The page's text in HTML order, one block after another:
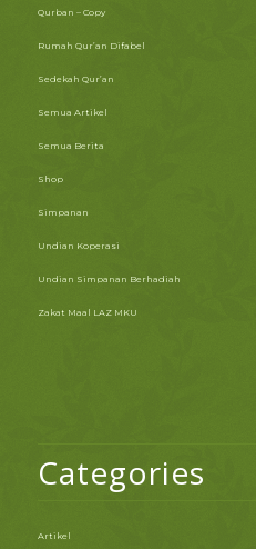
Qurban – Copy
Rumah Qur’an Difabel
Sedekah Qur’an
Semua Artikel
Semua Berita
Shop
Simpanan
Undian Koperasi
Undian Simpanan Berhadiah
Zakat Maal LAZ MKU
Categories
Artikel